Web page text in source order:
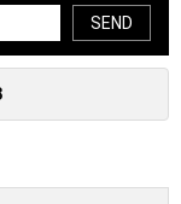
SEND